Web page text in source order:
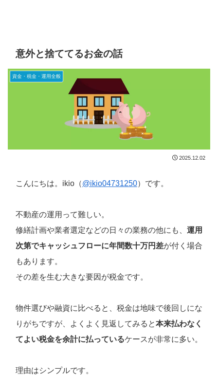
意外と捨ててるお金の話
資金・税金・運用全般
2025.12.02
こんにちは。ikio（@ikio04731250）です。
不動産の運用って難しい。
修繕計画や業者選定などの日々の業務の他にも、 運用
次第でキャッシュフローに年間数十万円差が付く場合
もあります。
その差を生む大きな要因が税金です。
物件選びや融資に比べると、税金は地味で後回しにな
りがちですが、よくよく見返してみると本来払わなく
てよい税金を余計に払っているケースが非常に多い。
理由はシンプルです。